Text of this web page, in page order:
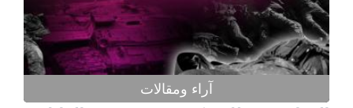
آراء ومقالات